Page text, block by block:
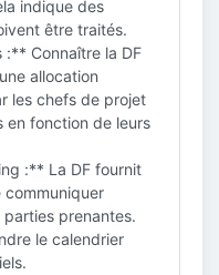
indique des
être traités.
:** Connaître la DF
allocation
les chefs de projet
en fonction de leurs
:** La DF fournit
communiquer
prenantes.
le calendrier